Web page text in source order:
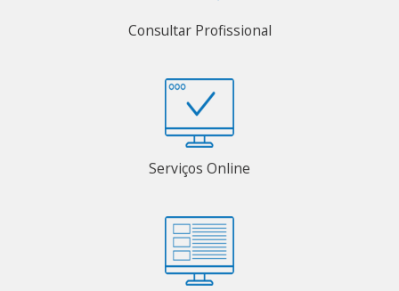
Consultar Profissional
Serviços Online